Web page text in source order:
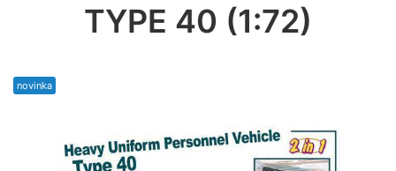
TYPE 40 (1:72)
novinka